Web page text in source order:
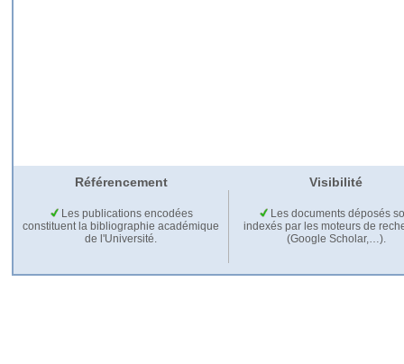
Référencement Visibilité
Les publications encodées
constituent la bibliographie académique
de l'Université.
Les documents déposés
indexés par les moteurs de
(Google Scholar,…).